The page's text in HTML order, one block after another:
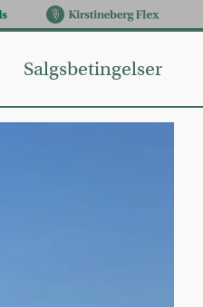
Salgsbetingelser